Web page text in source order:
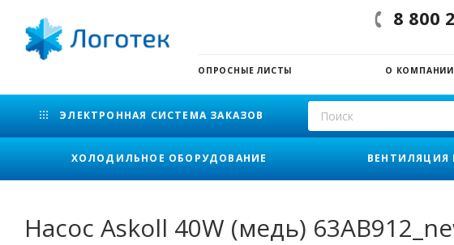
8 800
ОПРОСНЫЕ ЛИСТЫ О КОМПАНИИ
ЭЛЕКТРОННАЯ СИСТЕМА ЗАКАЗОВ
ХОЛОДИЛЬНОЕ ОБОРУДОВАНИЕ
Насос Askoll 40W (медь)